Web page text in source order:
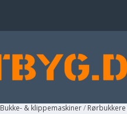
Bukke- & klippemaskiner/ Rørbukkere